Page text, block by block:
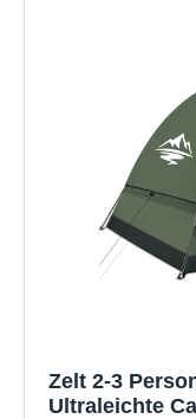
Zelt 2-3
Ultraleichte